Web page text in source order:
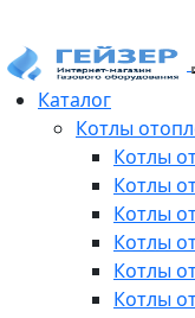
Каталог
Котлы
Котлы
Котлы
Котлы
Котлы
Котлы
Котлы